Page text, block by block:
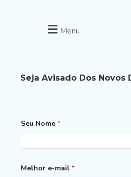
Menu
Seja Avisado Dos Novos
Seu Nome *
Melhor e-mail *